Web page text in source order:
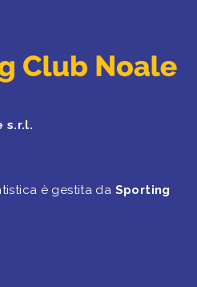
s.r.l.
è gestita da Sporting